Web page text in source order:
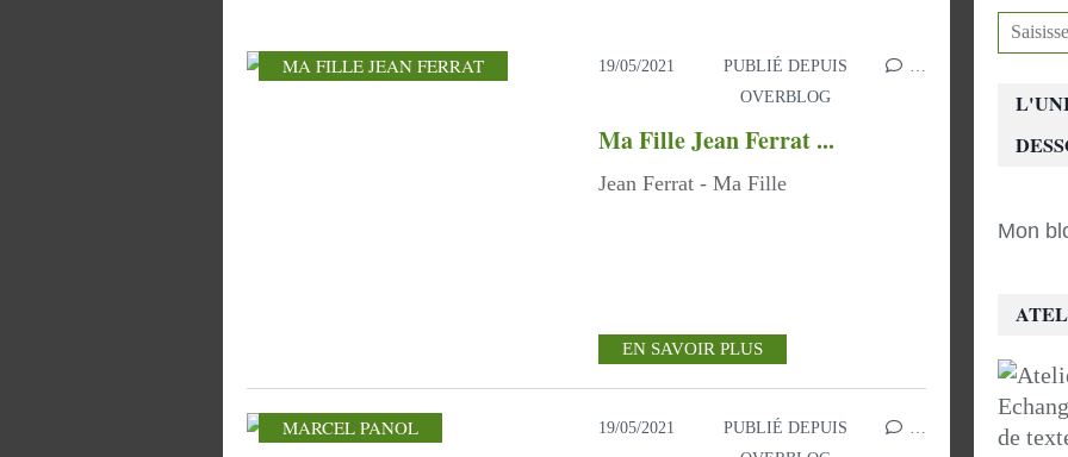
MA FILLE JEAN FERRAT 19/05/2021
PUBLIÉ DEPUIS
OVERBLOG
…
Ma Fille Jean Ferrat ...
Jean Ferrat - Ma Fille
EN SAVOIR PLUS
MARCEL PANOL 19/05/2021
PUBLIÉ DEPUIS
…
de
Mon